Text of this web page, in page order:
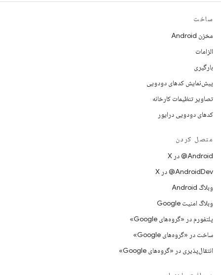
ساخت
مخزن Android
الزامات
بارگیری
پیش‌نمایش کدهای دودویی
تصاویر تنظیمات کارخانه
کدهای دودویی درایور
متصل کردن
‫‎@Android در X
‫‎@AndroidDev در X
وبلاگ Android
وبلاگ امنیت Google
پلتفورم در «گروه‌های Google»
ساخت در «گروه‌های Google»
انتقال‌پذیری در «گروه‌های Google»